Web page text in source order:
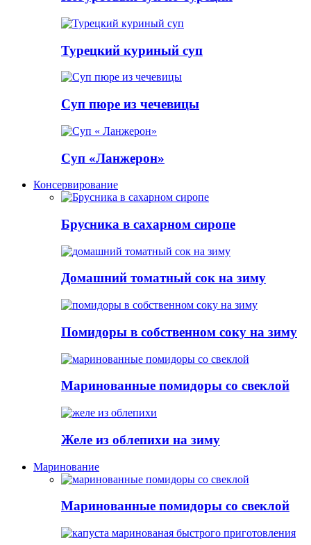
Турецкий куриный суп
Суп пюре из чечевицы
Суп «Ланжерон»
Консервирование
Брусника в сахарном сиропе
Домашний томатный сок на зиму
Помидоры в собственном соку на зиму
Маринованные помидоры со свеклой
Желе из облепихи на зиму
Маринование
Маринованные помидоры со свеклой